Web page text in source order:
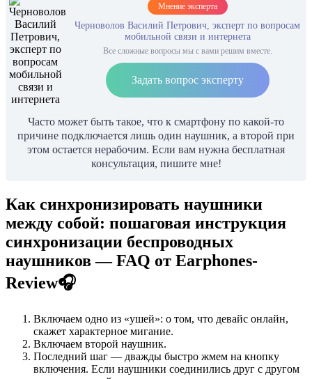
Мнение эксперта
Черноволов Василий Петрович, эксперт по вопросам
мобильной связи и интернета
Все сложные вопросы мы с вами решим вместе.
Задать вопрос эксперту
Часто может быть такое, что к смартфону по какой-то
причине подключается лишь один наушник, а второй при
этом остается нерабочим. Если вам нужна бесплатная
консультация, пишите мне!
Как синхронизировать наушники
между собой: пошаговая инструкция
синхронизации беспроводных
наушников — FAQ от Earphones-
Review🎧
Включаем одно из «ушей»: о том, что девайс онлайн,
скажет характерное мигание.
Включаем второй наушник.
Последний шаг — дважды быстро жмем на кнопку
включения. Если наушники соединились друг с другом